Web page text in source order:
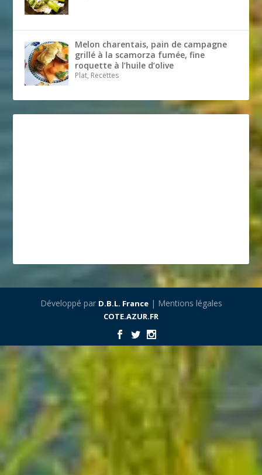
Melon charentais, pain de campagne
grillé à la scamorza fumée, fine
roquette à l’huile d’olive
Plat, Recettes
Développé par D.B.L. France| Mentions légales
COTE.AZUR.FR